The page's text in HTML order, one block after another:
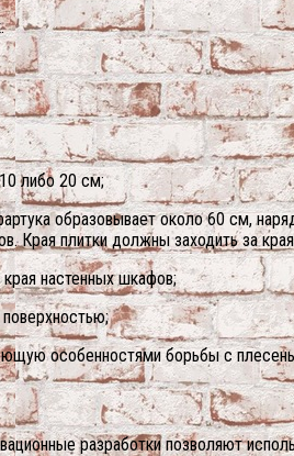
либо 20 см;
образовывает около 60 см,
Края плитки должны заходить за
настенных шкафов;
особенностями борьбы с
разработки позволяют